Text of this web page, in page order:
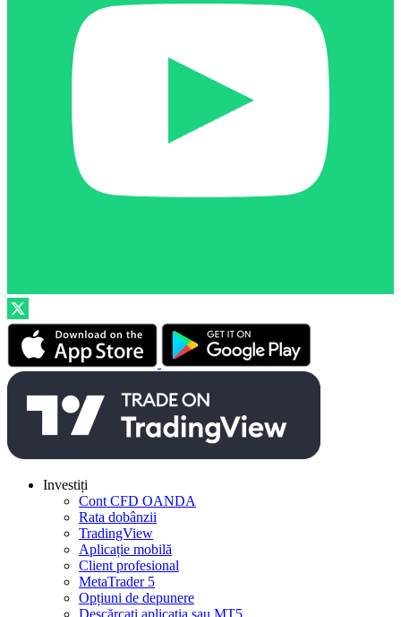
Investiți
Cont CFD OANDA
Rata dobânzii
TradingView
Aplicație mobilă
Client profesional
MetaTrader 5
Opțiuni de depunere